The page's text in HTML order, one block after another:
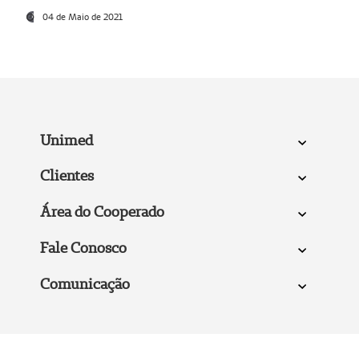
04 de Maio de 2021
Unimed
Clientes
Área do Cooperado
Fale Conosco
Comunicação